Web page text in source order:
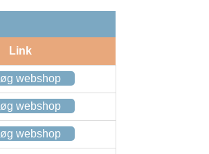
Link
webshop
webshop
webshop